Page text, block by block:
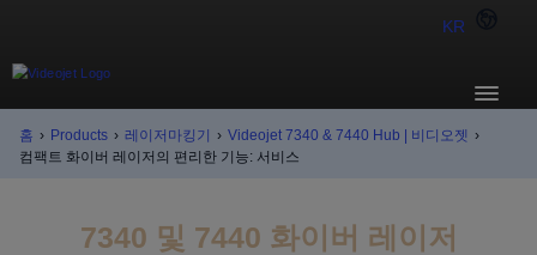
KR
홈 › Products › 레이저마킹기 › Videojet 7340 & 7440 Hub | 비디오젯 ›
컴팩트 화이버 레이저의 편리한 기능: 서비스
7340 및 7440 화이버 레이저